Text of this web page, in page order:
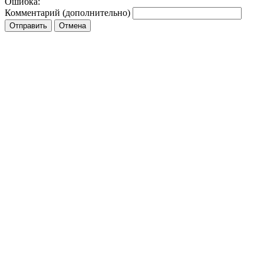
Комментарий (дополнительно)
Отправить Отмена